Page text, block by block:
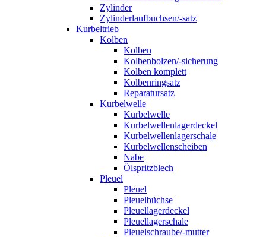
Zylinder
Zylinderlaufbuchsen/-satz
Kurbeltrieb
Kolben
Kolben
Kolbenbolzen/-sicherung
Kolben komplett
Kolbenringsatz
Reparatursatz
Kurbelwelle
Kurbelwelle
Kurbelwellenlagerdeckel
Kurbelwellenlagerschale
Kurbelwellenscheiben
Nabe
Ölspritzblech
Pleuel
Pleuel
Pleuelbüchse
Pleuellagerdeckel
Pleuellagerschale
Pleuelschraube/-mutter